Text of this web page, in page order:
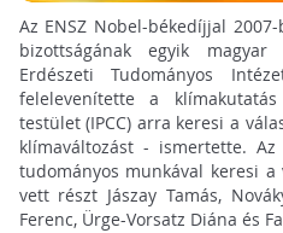
Az ENSZ Nobel-békedíjjal
bizottságának egyik
Erdészeti Tudományos
felelevenítette a
testület (IPCC) arra keresi a
klímaváltozást - ismertette. Az
tudományos munkával keresi
vett részt Jászay Tamás,
Ferenc, Ürge-Vorsatz Diána és